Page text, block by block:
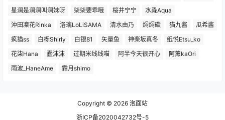
星澜是澜澜叫澜妹呀
柒柒要乖哦 桜井宁宁
水淼Aqua
沖田凜花Rinka
洛璃LoLiSAMA 清水由乃 焖焖碳 猫九酱
瓜希酱
疯猫ss
白栎Shirly 白银81 矢量鱼 神楽坂真冬
纸悦Etsu_ko
花柒Hana
蠢沫沫 过期米线线喵 阿半今天很开心
阿薰kaOri
雨波_HaneAme
霜月shimo
Copyright © 2026 泡面站
浙ICP备2020042732号-5